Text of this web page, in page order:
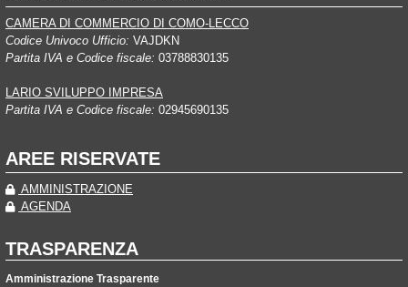
CAMERA DI COMMERCIO DI COMO-LECCO
Codice Univoco Ufficio: VAJDKN
Partita IVA e Codice fiscale: 03788830135
LARIO SVILUPPO IMPRESA
Partita IVA e Codice fiscale: 02945690135
AREE RISERVATE
AMMINISTRAZIONE
AGENDA
TRASPARENZA
Amministrazione Trasparente